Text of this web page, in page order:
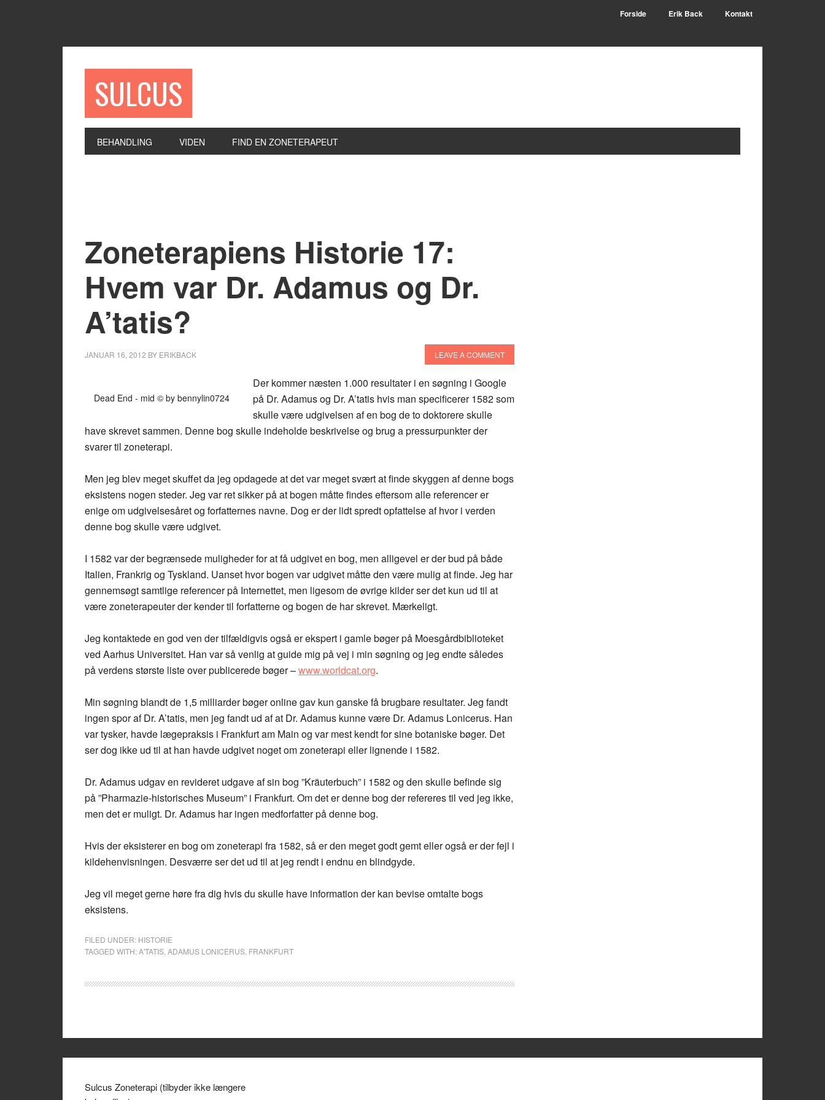
Forside Erik Back Kontakt
SULCUS
BEHANDLING VIDEN FIND EN ZONETERAPEUT
Zoneterapiens Historie 17:
Hvem var Dr. Adamus og Dr.
A’tatis?
JANUAR 16, 2012 BY ERIKBACK LEAVE A COMMENT
Dead End - mid © by bennylin0724
Der kommer næsten 1.000 resultater i en søgning i Google
på Dr. Adamus og Dr. A’tatis hvis man specificerer 1582 som
skulle være udgivelsen af en bog de to doktorere skulle
have skrevet sammen. Denne bog skulle indeholde beskrivelse og brug a pressurpunkter der
svarer til zoneterapi.
Men jeg blev meget skuffet da jeg opdagede at det var meget svært at finde skyggen af denne bogs
eksistens nogen steder. Jeg var ret sikker på at bogen måtte findes eftersom alle referencer er
enige om udgivelsesåret og forfatternes navne. Dog er der lidt spredt opfattelse af hvor i verden
denne bog skulle være udgivet.
I 1582 var der begrænsede muligheder for at få udgivet en bog, men alligevel er der bud på både
Italien, Frankrig og Tyskland. Uanset hvor bogen var udgivet måtte den være mulig at finde. Jeg har
gennemsøgt samtlige referencer på Internettet, men ligesom de øvrige kilder ser det kun ud til at
være zoneterapeuter der kender til forfatterne og bogen de har skrevet. Mærkeligt.
Jeg kontaktede en god ven der tilfældigvis også er ekspert i gamle bøger på Moesgårdbiblioteket
ved Aarhus Universitet. Han var så venlig at guide mig på vej i min søgning og jeg endte således
på verdens største liste over publicerede bøger –www.worldcat.org.
Min søgning blandt de 1,5 milliarder bøger online gav kun ganske få brugbare resultater. Jeg fandt
ingen spor af Dr. A’tatis, men jeg fandt ud af at Dr. Adamus kunne være Dr. Adamus Lonicerus. Han
var tysker, havde lægepraksis i Frankfurt am Main og var mest kendt for sine botaniske bøger. Det
ser dog ikke ud til at han havde udgivet noget om zoneterapi eller lignende i 1582.
Dr. Adamus udgav en revideret udgave af sin bog ”Kräuterbuch” i 1582 og den skulle befinde sig
på ”Pharmazie-historisches Museum” i Frankfurt. Om det er denne bog der refereres til ved jeg ikke,
men det er muligt. Dr. Adamus har ingen medforfatter på denne bog.
Hvis der eksisterer en bog om zoneterapi fra 1582, så er den meget godt gemt eller også er der fejl i
kildehenvisningen. Desværre ser det ud til at jeg rendt i endnu en blindgyde.
Jeg vil meget gerne høre fra dig hvis du skulle have information der kan bevise omtalte bogs
eksistens.
FILED UNDER: HISTORIE
TAGGED WITH:A'TATIS ADAMUS LONICERUS FRANKFURT
Sulcus Zoneterapi (tilbyder ikke længere